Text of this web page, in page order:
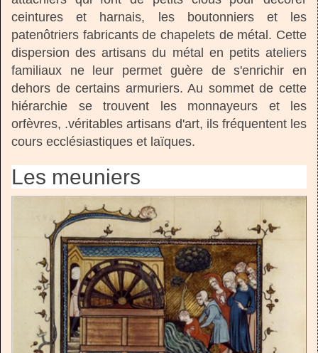
ceintures et harnais, les boutonniers et les
patenôtriers fabricants de chapelets de métal. Cette
dispersion des artisans du métal en petits ateliers
familiaux ne leur permet guère de s'enrichir en
dehors de certains armuriers. Au sommet de cette
hiérarchie se trouvent les monnayeurs et les
orfèvres, .véritables artisans d'art, ils fréquentent les
cours ecclésiastiques et laïques.
Les meuniers